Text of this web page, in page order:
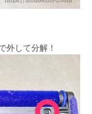
外して分解！